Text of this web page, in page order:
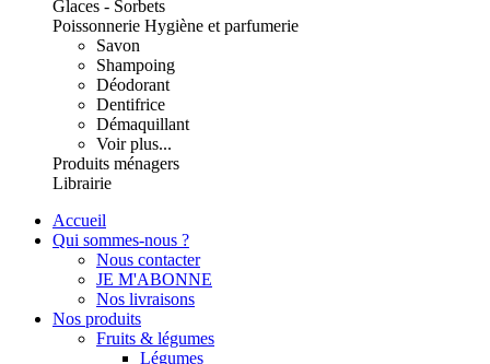
Glaces - Sorbets
Poissonnerie Hygiène et parfumerie
Savon
Shampoing
Déodorant
Dentifrice
Démaquillant
Voir plus...
Produits ménagers
Librairie
Accueil
Qui sommes-nous ?
Nous contacter
JE M'ABONNE
Nos livraisons
Nos produits
Fruits & légumes
Légumes